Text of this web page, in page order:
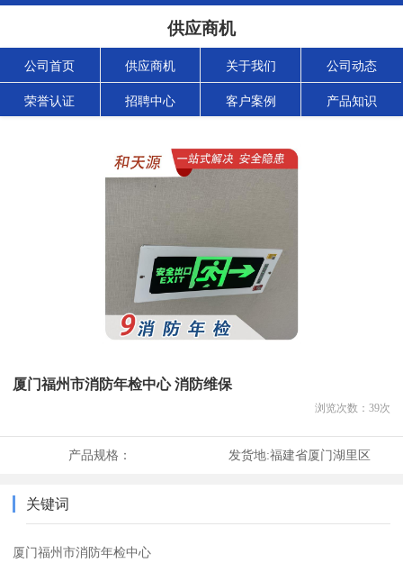
供应商机
公司首页 供应商机 关于我们 公司动态
荣誉认证 招聘中心 客户案例 产品知识
厦门福州市消防年检中心 消防维保
浏览次数： 39次
产品规格： 发货地:福建省厦门湖里区
关键词
厦门福州市消防年检中心